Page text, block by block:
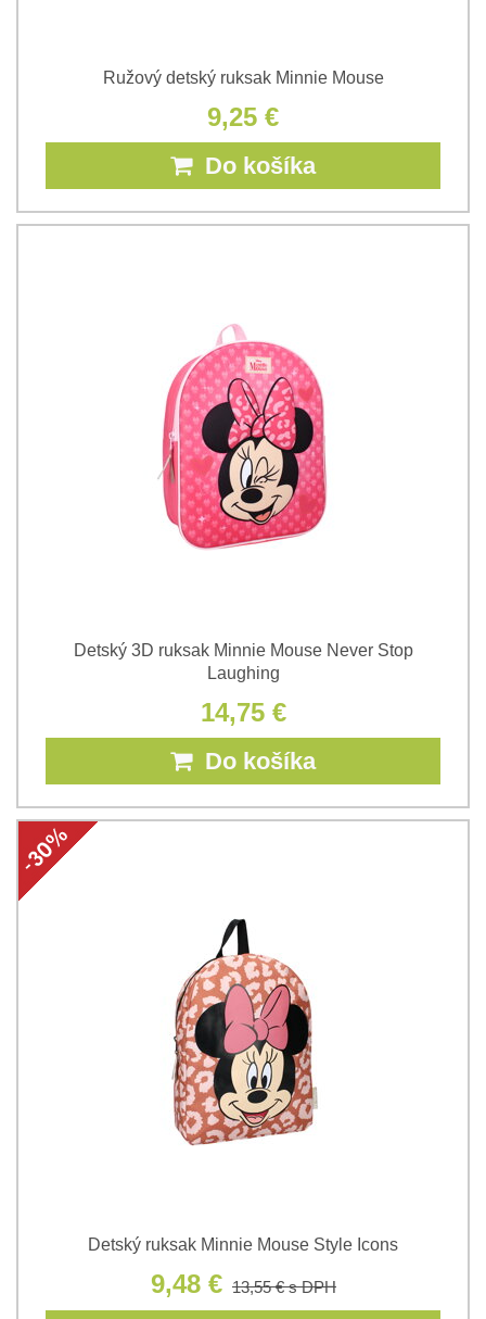
Ružový detský ruksak Minnie Mouse
9,25 €
Do košíka
Detský 3D ruksak Minnie Mouse Never Stop
Laughing
14,75 €
Do košíka
Detský ruksak Minnie Mouse Style Icons
9,48 € 13,55 €s DPH